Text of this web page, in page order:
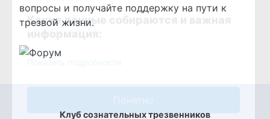
вопросы и получайте поддержку на пути к
трезвой жизни.
Клуб сознательных трезвенников
Какие данные собираются и важная
информация:
Показать подробности